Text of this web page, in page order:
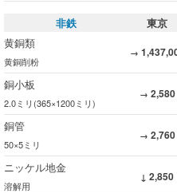
非鉄 東京
黄銅類
黄銅削粉
→
銅小板
2.0ミリ(365×1200ミリ)
→ 2,580
銅管
50×5ミリ
→ 2,760
ニッケル地金
溶解用
↓ 2,850